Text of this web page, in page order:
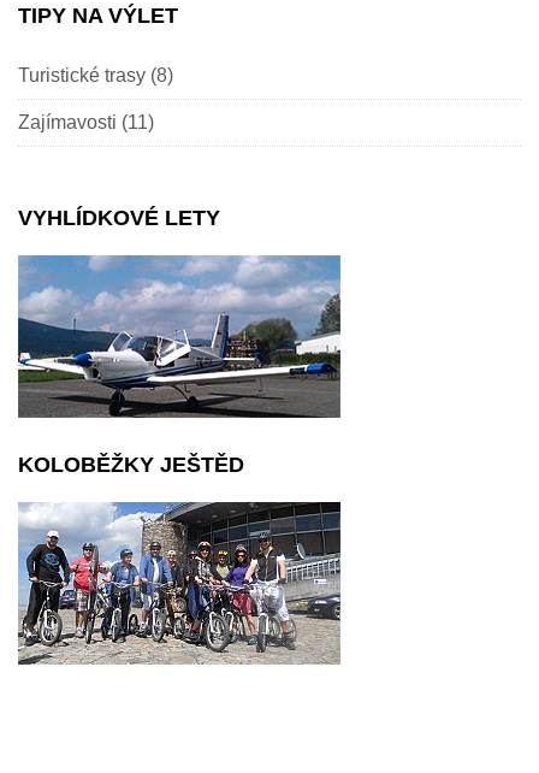
TIPY NA VÝLET
Turistické trasy (8)
Zajímavosti (11)
VYHLÍDKOVÉ LETY
KOLOBĚŽKY JEŠTĚD